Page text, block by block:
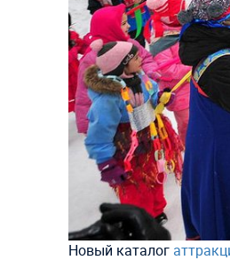
Новый каталог